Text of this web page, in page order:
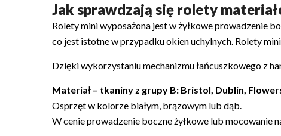
Jak sprawdzają się rolety
Rolety mini wyposażona jest w żyłkowe prowadzenie
co jest istotne w przypadku okien uchylnych. Rolety
Dzięki wykorzystaniu mechanizmu łańcuszkowego z
Materiał – tkaniny z grupy B: Bristol, Dublin,
Osprzęt w kolorze białym, brązowym lub dąb.
W cenie prowadzenie boczne żyłkowe lub mocowanie